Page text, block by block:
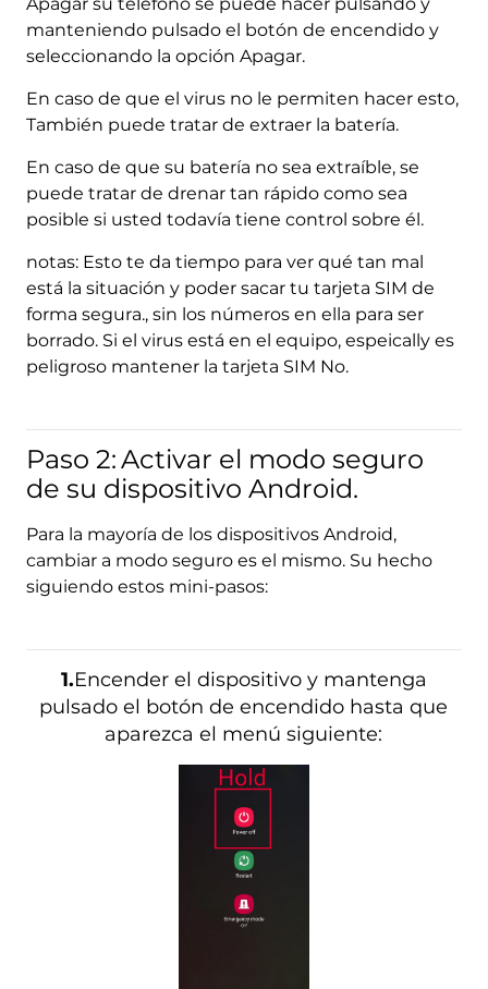
Apagar su teléfono se puede hacer pulsando y
manteniendo pulsado el botón de encendido y
seleccionando la opción Apagar.
En caso de que el virus no le permiten hacer esto,
También puede tratar de extraer la batería.
En caso de que su batería no sea extraíble, se
puede tratar de drenar tan rápido como sea
posible si usted todavía tiene control sobre él.
notas: Esto te da tiempo para ver qué tan mal
está la situación y poder sacar tu tarjeta SIM de
forma segura., sin los números en ella para ser
borrado. Si el virus está en el equipo, espeically es
peligroso mantener la tarjeta SIM No.
Paso 2:Activar el modo seguro
de su dispositivo Android.
Para la mayoría de los dispositivos Android,
cambiar a modo seguro es el mismo. Su hecho
siguiendo estos mini-pasos:
1.Encender el dispositivo y mantenga
pulsado el botón de encendido hasta que
aparezca el menú siguiente: